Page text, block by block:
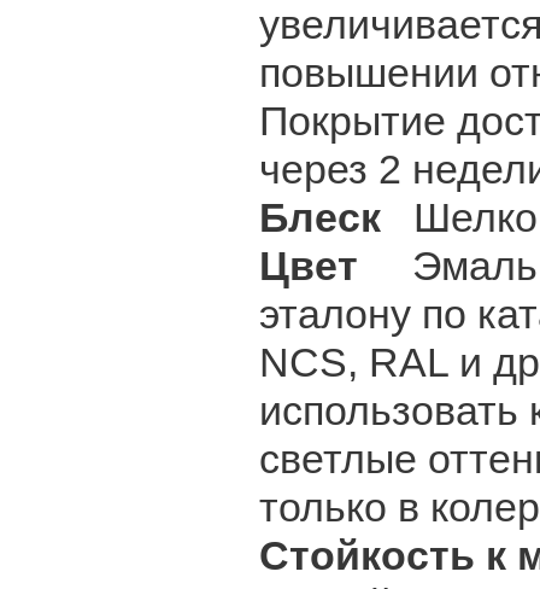
повышении
Покрытие
через 2
Блеск
Цвет Эмаль
эталону по
NCS, RAL и
использовать
светлые
только в
Стойкость